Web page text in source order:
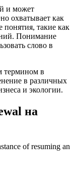
и может
охватывает как
понятия, такие как
Понимание
слово в
термином в
в различных
и экологии.
на
of resuming an